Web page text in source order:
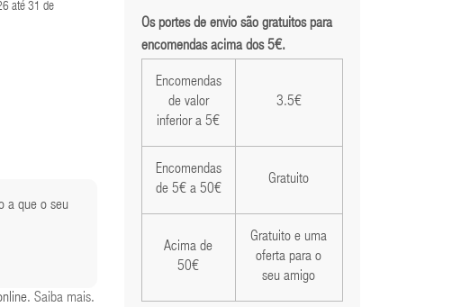
até 31 de
a que o seu
Saiba mais.
Os portes de envio são gratuitos para
encomendas acima dos 5€.
Encomendas
de valor
inferior a 5€
3.5€
Encomendas
de 5€ a 50€
Gratuito
Acima de
50€
Gratuito e uma
oferta para o
seu amigo